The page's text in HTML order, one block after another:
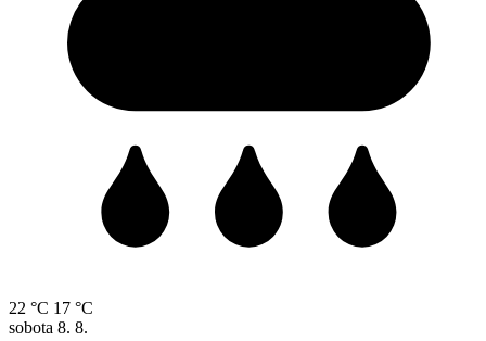
22 °C 17 °C
sobota 8. 8.